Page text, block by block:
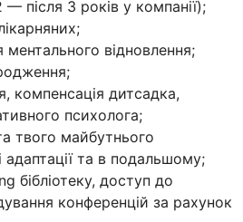
— після 3 років у компанії);
ментального відновлення;
компенсація дитсадка,
психолога;
твого майбутнього
та в подальшому;
бібліотеку, доступ до
конференцій за рахунок